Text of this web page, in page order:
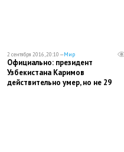
2 сентября 2016, 20:10 —Мир
Официально: президент
Узбекистана Каримов
действительно умер, но не 29